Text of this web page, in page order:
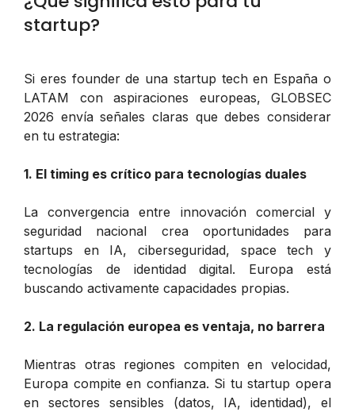
startup?
Si eres founder de una startup tech en España o
LATAM con aspiraciones europeas, GLOBSEC
2026 envía señales claras que debes considerar
en tu estrategia:
1. El timing es crítico para tecnologías duales
La convergencia entre innovación comercial y
seguridad nacional crea oportunidades para
startups en IA, ciberseguridad, space tech y
tecnologías de identidad digital. Europa está
buscando activamente capacidades propias.
2. La regulación europea es ventaja, no barrera
Mientras otras regiones compiten en velocidad,
Europa compite en confianza. Si tu startup opera
en sectores sensibles (datos, IA, identidad), el